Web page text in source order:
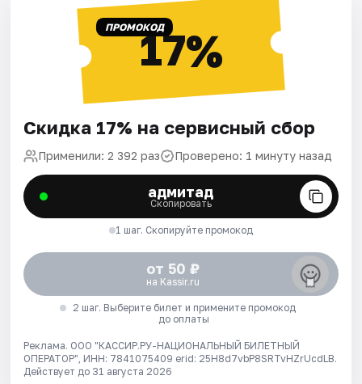
ПРОМОКОД17%
Скидка 17% на сервисный сбор
Применили: 2 392 раз Проверено: 1 минуту назад
адмитад
Скопировать
1 шаг. Скопируйте промокод
от 50 ₽
на Kassir.ru
2 шаг. Выберите билет и примените промокод
до оплаты
Реклама. ООО "КАССИР.РУ-НАЦИОНАЛЬНЫЙ БИЛЕТНЫЙ
ОПЕРАТОР", ИНН: 7841075409 erid: 25H8d7vbP8SRTvHZrUcdLB.
Действует до 31 августа 2026